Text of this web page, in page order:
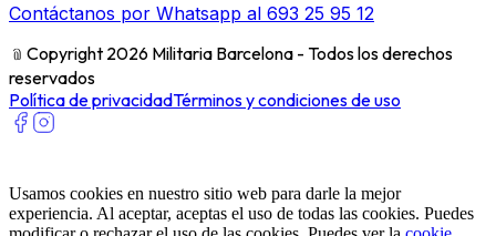
Contáctanos por Whatsapp al 693 25 95 12
﹫ Copyright 2026 Militaria Barcelona - Todos los derechos
reservados
Política de privacidadTérminos y condiciones de uso
Usamos cookies en nuestro sitio web para darle la mejor
experiencia. Al aceptar, aceptas el uso de todas las cookies. Puedes